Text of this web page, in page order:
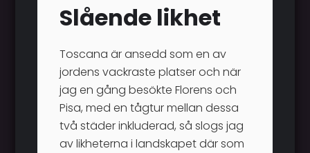
Slående likhet
Toscana är ansedd som en av
jordens vackraste platser och när
jag en gång besökte Florens och
Pisa, med en tågtur mellan dessa
två städer inkluderad, så slogs jag
av likheterna i landskapet där som